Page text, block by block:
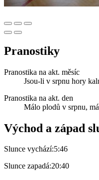
Pranostiky
Pranostika na akt. měsíc
Jsou-li v srpnu hory
Pranostika na akt. den
Málo plodů v srpnu,
Východ a západ
Slunce vychází:5:46
Slunce zapadá:20:40